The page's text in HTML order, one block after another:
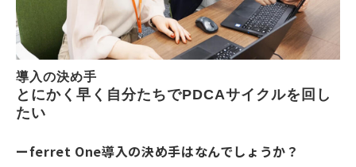
導入の決め手
とにかく早く自分たちでPDCAサイクルを回し
たい
ーferret One導入の決め手はなんでしょうか？